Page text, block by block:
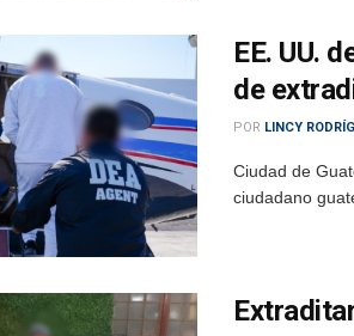
EE. UU.
de
POR LINCY
Ciudad de
ciudadano